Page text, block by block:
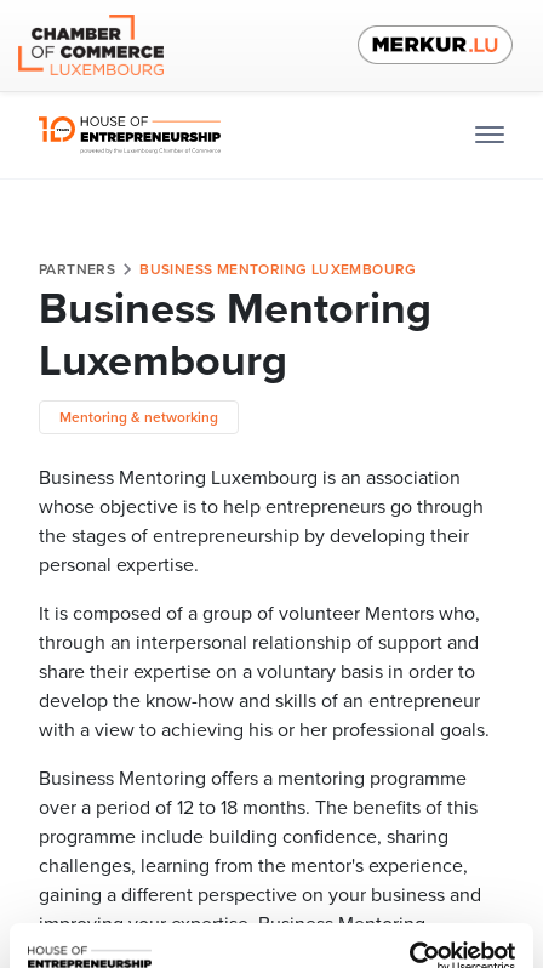
PARTNERS BUSINESS MENTORING LUXEMBOURG
Business Mentoring
Luxembourg
Mentoring & networking
Business Mentoring Luxembourg is an association
whose objective is to help entrepreneurs go through
the stages of entrepreneurship by developing their
personal expertise.
It is composed of a group of volunteer Mentors who,
through an interpersonal relationship of support and
share their expertise on a voluntary basis in order to
develop the know-how and skills of an entrepreneur
with a view to achieving his or her professional goals.
Business Mentoring offers a mentoring programme
over a period of 12 to 18 months. The benefits of this
programme include building confidence, sharing
challenges, learning from the mentor's experience,
gaining a different perspective on your business and
improving your expertise. Business Mentoring
currently has 31 active mentors and 216 mentees since